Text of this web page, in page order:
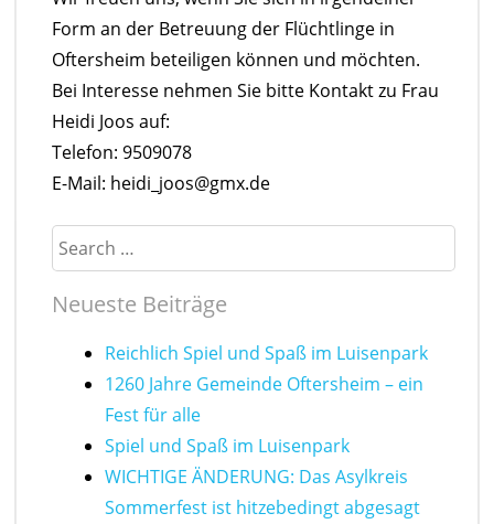
Form an der Betreuung der Flüchtlinge in
Oftersheim beteiligen können und möchten.
Bei Interesse nehmen Sie bitte Kontakt zu Frau
Heidi Joos auf:
Telefon: 9509078
E-Mail: heidi_joos@gmx.de
Search
Neueste Beiträge
Reichlich Spiel und Spaß im Luisenpark
1260 Jahre Gemeinde Oftersheim – ein
Fest für alle
Spiel und Spaß im Luisenpark
WICHTIGE ÄNDERUNG: Das Asylkreis
Sommerfest ist hitzebedingt abgesagt